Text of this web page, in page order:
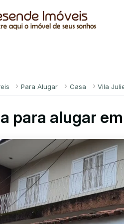
Para Alugar Casa Vila
para alugar